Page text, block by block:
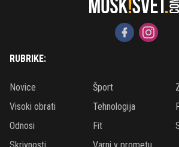
RUBRIKE:
Novice Šport
Visoki obrati
Tehnologija
Odnosi
Fit